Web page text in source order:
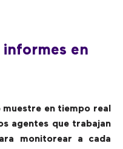
informes en
muestre en tiempo real
agentes que trabajan
monitorear a cada